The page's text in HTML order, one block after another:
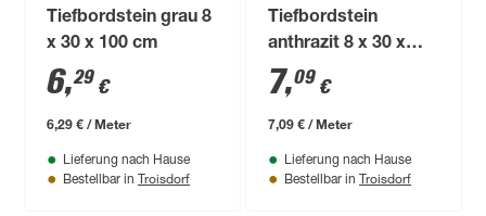
Tiefbordstein grau 8
x 30 x 100 cm
6,29 €
6,29 € / Meter
Lieferung nach Hause
Bestellbar in Troisdorf
Tiefbordstein
anthrazit 8 x 30 x
100 cm
7,09 €
7,09 € / Meter
Lieferung nach Hause
Bestellbar in Troisdorf